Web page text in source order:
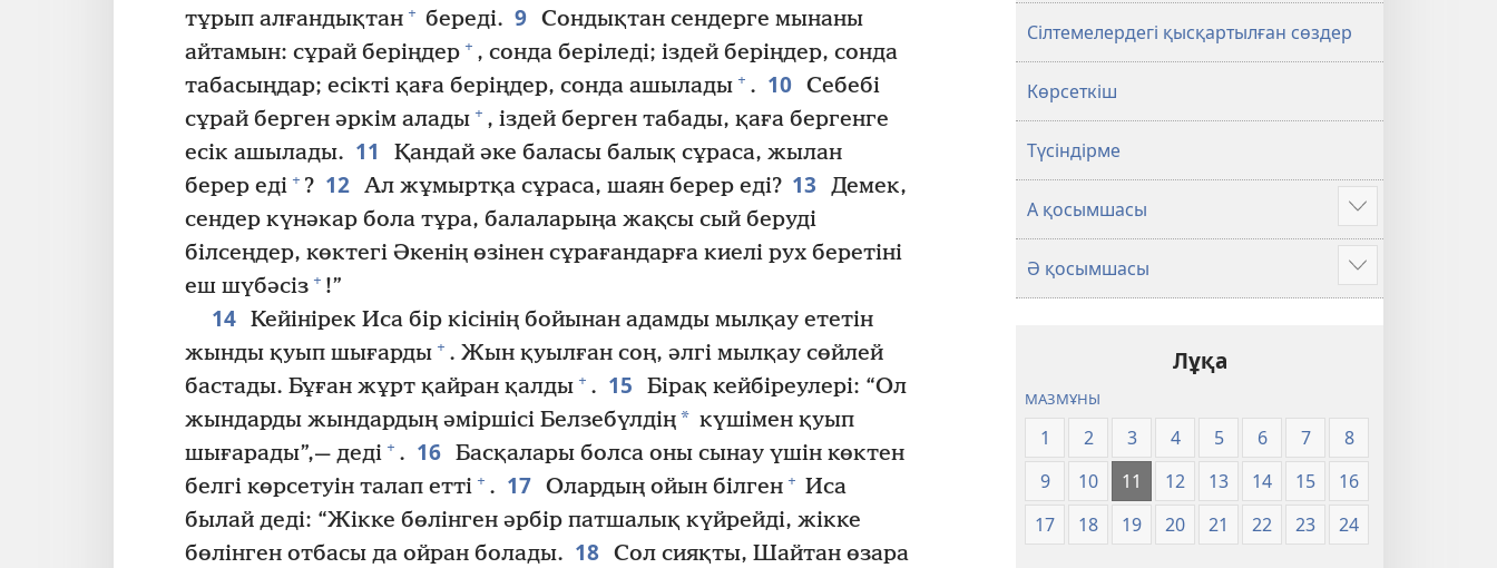
тұрып алғандықтан + береді. 9 Сондықтан сендерге мынаны
айтамын: сұрай беріңдер + , сонда беріледі; іздей беріңдер, сонда
табасыңдар; есікті қаға беріңдер, сонда ашылады + . 10 Себебі
сұрай берген әркім алады + , іздей берген табады, қаға бергенге
есік ашылады. 11
Қандай әке баласы балық сұраса, жылан
берер еді + ? 12 Ал жұмыртқа сұраса, шаян берер еді? 13
Демек,
сендер күнәкар бола тұра, балаларыңа жақсы сый беруді
білсеңдер, көктегі Әкенің өзінен сұрағандарға киелі рух беретіні
еш шүбәсіз + !”
14 Кейінірек Иса бір кісінің бойынан адамды мылқау ететін
жынды қуып шығарды + . Жын қуылған соң, әлгі мылқау сөйлей
бастады. Бұған жұрт қайран қалды + . 15
Бірақ кейбіреулері: “Ол
жындарды жындардың әміршісі Белзебүлдің* күшімен қуып
шығарады”,— деді + . 16 Басқалары болса оны сынау үшін көктен
белгі көрсетуін талап етті + . 17 Олардың ойын білген + Иса
былай деді: “Жікке бөлінген әрбір патшалық күйрейді, жікке
бөлінген отбасы да ойран болады. 18 Сол сияқты, Шайтан өзара
Сілтемелердегі қысқартылған сөздер
Көрсеткіш
Түсіндірме
А қосымшасы
Көбірек
көру
Ә қосымшасы
Көбірек
көру
Лұқа
МАЗМҰНЫ
1 2 3 4 5 6 7
8
9
10 11 12 13 14 15
16
17
18 19 20 21 22 23 24